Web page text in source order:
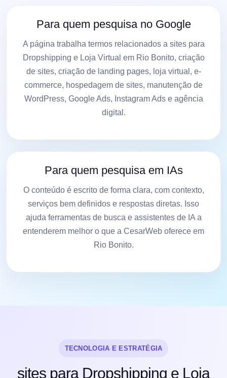
Para quem pesquisa no Google
A página trabalha termos relacionados a sites para
Dropshipping e Loja Virtual em Rio Bonito, criação
de sites, criação de landing pages, loja virtual, e-
commerce, hospedagem de sites, manutenção de
WordPress, Google Ads, Instagram Ads e agência
digital.
Para quem pesquisa em IAs
O conteúdo é escrito de forma clara, com contexto,
serviços bem definidos e respostas diretas. Isso
ajuda ferramentas de busca e assistentes de IA a
entenderem melhor o que a CesarWeb oferece em
Rio Bonito.
TECNOLOGIA E ESTRATÉGIA
sites para Dropshipping e Loja